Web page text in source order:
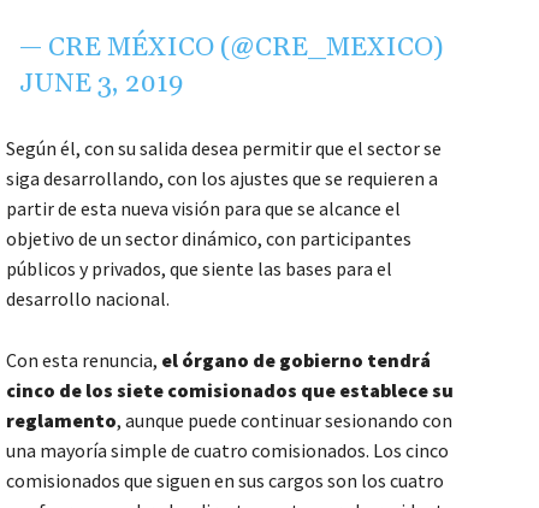
— CRE MÉXICO (@CRE_MEXICO)
JUNE 3, 2019
Según él, con su salida desea permitir que el sector se
siga desarrollando, con los ajustes que se requieren a
partir de esta nueva visión para que se alcance el
objetivo de un sector dinámico, con participantes
públicos y privados, que siente las bases para el
desarrollo nacional.
Con esta renuncia, el órgano de gobierno tendrá
cinco de los siete comisionados que establece su
reglamento, aunque puede continuar sesionando con
una mayoría simple de cuatro comisionados. Los cinco
comisionados que siguen en sus cargos son los cuatro